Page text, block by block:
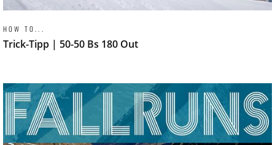
HOW TO...
Trick-Tipp | 50-50 Bs 180 Out